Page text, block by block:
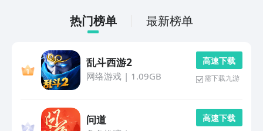
热门榜单 最新榜单
乱斗西游2
网络游戏| 1.09GB
高 速 下 载
需下载九游
问道 高 速 下 载